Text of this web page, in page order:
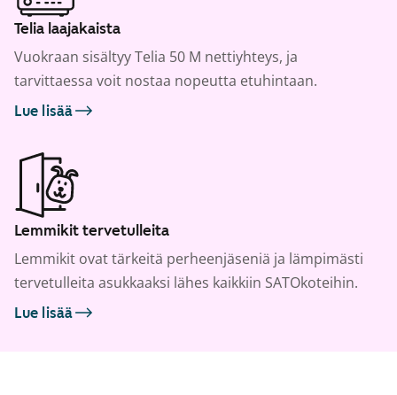
Telia laajakaista
Vuokraan sisältyy Telia 50 M nettiyhteys, ja
tarvittaessa voit nostaa nopeutta etuhintaan.
Lue lisää
Lemmikit tervetulleita
Lemmikit ovat tärkeitä perheenjäseniä ja lämpimästi
tervetulleita asukkaaksi lähes kaikkiin SATOkoteihin.
Lue lisää